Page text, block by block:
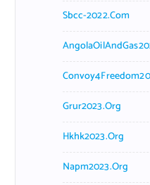
Sbcc-2022.com
Grur2023.org
Hkhk2023.org
Napm2023.org